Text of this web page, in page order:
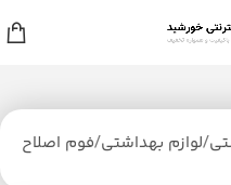
/لوازم بهداشتی/فوم اصلاح